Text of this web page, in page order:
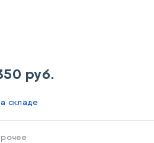
руб.
складе